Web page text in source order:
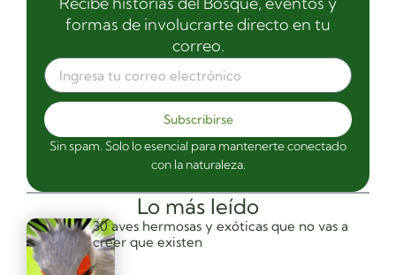
Lo más leído
30 aves hermosas y exóticas que no vas a
creer que existen
formas de involucrarte directo en tu
correo.
Subscribirse
Sin spam. Solo lo esencial para mantenerte conectado
con la naturaleza.